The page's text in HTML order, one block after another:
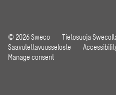
© 2026 Sweco Tietosuoja
Saavutettavuusseloste
Manage consent